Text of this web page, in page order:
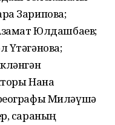
Зарипова;
Юлдашбаев;
Үтәгәнова;
Нана
Миләүшә
сараның